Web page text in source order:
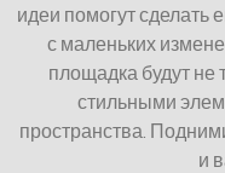
идеи помогут сделать
с маленьких
площадка будут не
стильными
пространства.
и